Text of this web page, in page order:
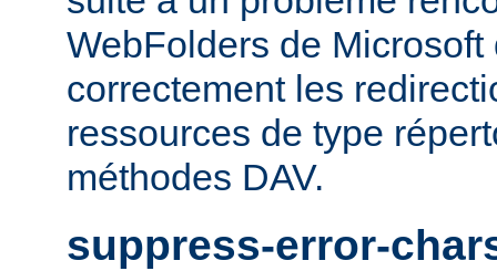
WebFolders de
correctement les
ressources de type
méthodes DAV.
suppress-error-